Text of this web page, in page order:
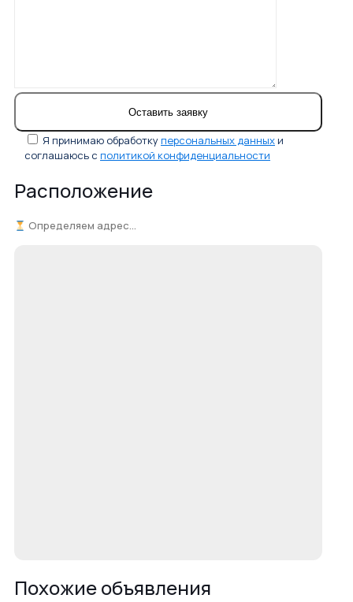
Я принимаю обработкуперсональных данных и
соглашаюсь с политикой конфиденциальности
Расположение
Определяем адрес...
Похожие объявления